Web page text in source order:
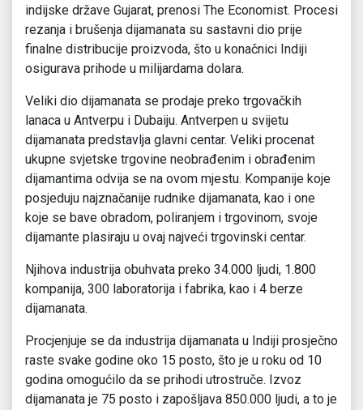
indijske države Gujarat, prenosi The Economist. Procesi
rezanja i brušenja dijamanata su sastavni dio prije
finalne distribucije proizvoda, što u konačnici Indiji
osigurava prihode u milijardama dolara.
Veliki dio dijamanata se prodaje preko trgovačkih
lanaca u Antverpu i Dubaiju. Antverpen u svijetu
dijamanata predstavlja glavni centar. Veliki procenat
ukupne svjetske trgovine neobrađenim i obrađenim
dijamantima odvija se na ovom mjestu. Kompanije koje
posjeduju najznačanije rudnike dijamanata, kao i one
koje se bave obradom, poliranjem i trgovinom, svoje
dijamante plasiraju u ovaj najveći trgovinski centar.
Njihova industrija obuhvata preko 34.000 ljudi, 1.800
kompanija, 300 laboratorija i fabrika, kao i 4 berze
dijamanata.
Procjenjuje se da industrija dijamanata u Indiji prosječno
raste svake godine oko 15 posto, što je u roku od 10
godina omogućilo da se prihodi utrostruče. Izvoz
dijamanata je 75 posto i zapošljava 850.000 ljudi, a to je